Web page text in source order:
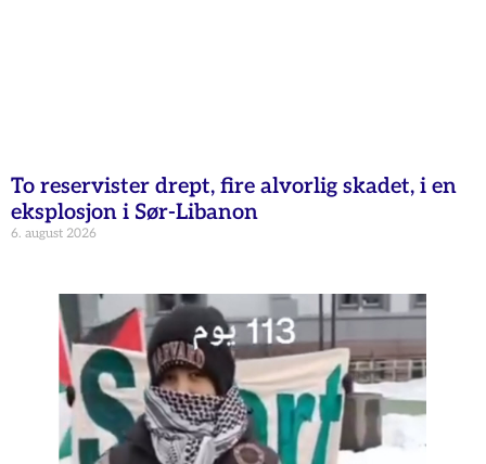
To reservister drept, fire alvorlig skadet, i en
eksplosjon i Sør-Libanon
6. august 2026